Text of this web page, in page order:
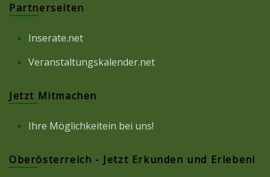
Partnerseiten
Inserate.net
Veranstaltungskalender.net
Jetzt Mitmachen
Ihre Möglichkeitein bei uns!
Oberösterreich - Jetzt Erkunden und Erleben!